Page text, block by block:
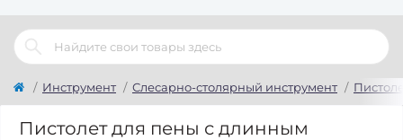
Инструмент Слесарно-столярный инструмент
Пистолет для пены с длинным